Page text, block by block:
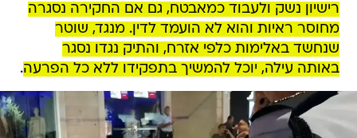
רישיון נשק ולעבוד כמאבטח, גם אם החקירה נסגרה
מחוסר ראיות והוא לא הועמד לדין. מנגד, שוטר
שנחשד באלימות כלפי אזרח, והתיק נגדו נסגר
באותה עילה, יוכל להמשיך בתפקידו ללא כל הפרעה.